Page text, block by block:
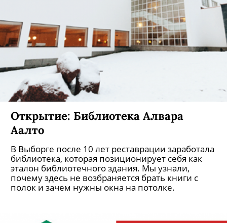
Открытие: Библиотека Алвара
Аалто
В Выборге после 10 лет реставрации заработала
библиотека, которая позиционирует себя как
эталон библиотечного здания. Мы узнали,
почему здесь не возбраняется брать книги с
полок и зачем нужны окна на потолке.